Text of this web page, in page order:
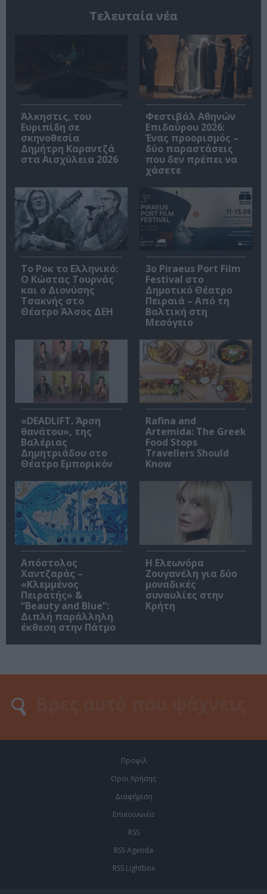
Τελευταία νέα
Άλκηστις, του
Ευριπίδη σε
σκηνοθεσία
Δημήτρη Καραντζά
στα Αισχύλεια 2026
Φεστιβάλ Αθηνών
Επιδαύρου 2026:
Ένας προορισμός –
δύο παραστάσεις
που δεν πρέπει να
χάσετε
Το Ροκ το Ελληνικό:
Ο Κώστας Τουρνάς
και ο Διονύσης
Τσακνής στο
Θέατρο Άλσος ΔΕΗ
3o Piraeus Port Film
Festival στο
Δημοτικό Θέατρο
Πειραιά – Από τη
Βαλτική στη
Μεσόγειο
«DEADLIFT. Άρση
θανάτου», της
Βαλέριας
Δημητριάδου στο
Θέατρο Εμπορικόν
Rafina and
Artemida: The Greek
Food Stops
Travellers Should
Know
Απόστολος
Χαντζαράς –
«Κλεμμένος
Πειρατής» &
“Beauty and Blue”:
Διπλή παράλληλη
έκθεση στην Πάτμο
Η Ελεωνόρα
Ζουγανέλη για δύο
μοναδικές
συναυλίες στην
Κρήτη
Προφίλ
Οροι Χρήσης
Διαφήμιση
Επικοινωνία
RSS
RSS Agenda
RSS Lightbox